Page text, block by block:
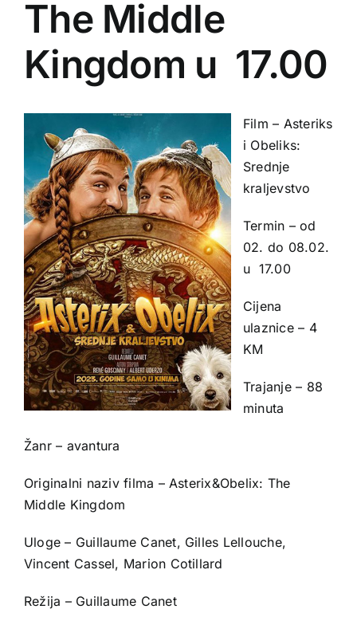
The Middle
Kingdom u 17.00
Film – Asteriks
i Obeliks:
Srednje
kraljevstvo
Termin – od
02. do 08.02.
u 17.00
Cijena
ulaznice – 4
KM
Trajanje – 88
minuta
Žanr – avantura
Originalni naziv filma – Asterix&Obelix: The
Middle Kingdom
Uloge – Guillaume Canet, Gilles Lellouche,
Vincent Cassel, Marion Cotillard
Režija – Guillaume Canet